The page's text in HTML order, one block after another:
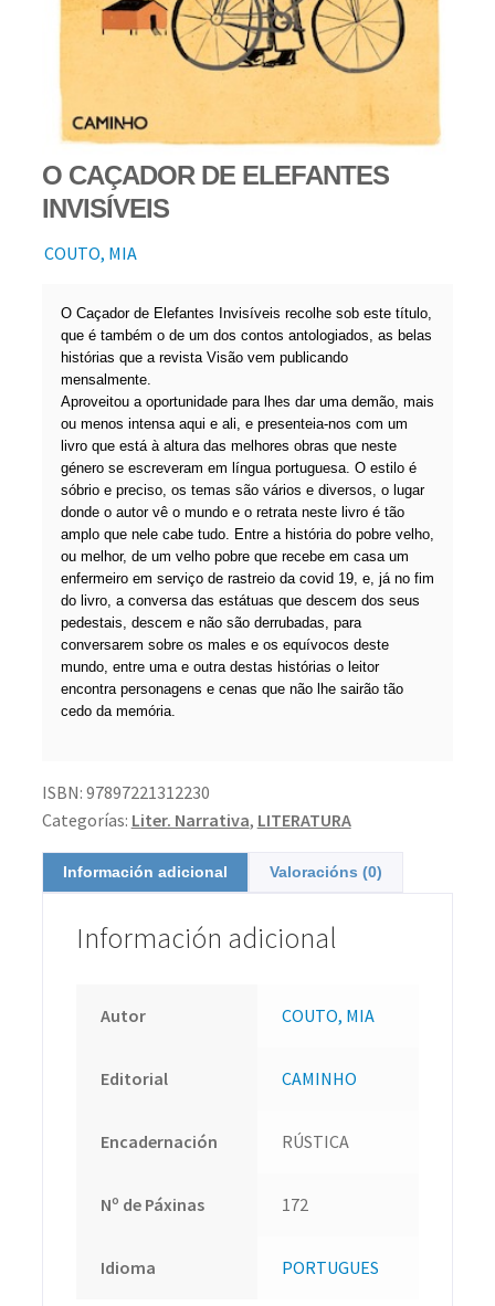
O CAÇADOR DE ELEFANTES
INVISÍVEIS
COUTO, MIA
O Caçador de Elefantes Invisíveis recolhe sob este título,
que é também o de um dos contos antologiados, as belas
histórias que a revista Visão vem publicando
mensalmente.
Aproveitou a oportunidade para lhes dar uma demão, mais
ou menos intensa aqui e ali, e presenteia-nos com um
livro que está à altura das melhores obras que neste
género se escreveram em língua portuguesa. O estilo é
sóbrio e preciso, os temas são vários e diversos, o lugar
donde o autor vê o mundo e o retrata neste livro é tão
amplo que nele cabe tudo. Entre a história do pobre velho,
ou melhor, de um velho pobre que recebe em casa um
enfermeiro em serviço de rastreio da covid 19, e, já no fim
do livro, a conversa das estátuas que descem dos seus
pedestais, descem e não são derrubadas, para
conversarem sobre os males e os equívocos deste
mundo, entre uma e outra destas histórias o leitor
encontra personagens e cenas que não lhe sairão tão
cedo da memória.
ISBN: 97897221312230
Categorías: Liter. Narrativa, LITERATURA
Información adicional Valoracións (0)
Información adicional
Autor COUTO, MIA
Editorial CAMINHO
Encadernación RÚSTICA
Nº de Páxinas 172
Idioma PORTUGUES